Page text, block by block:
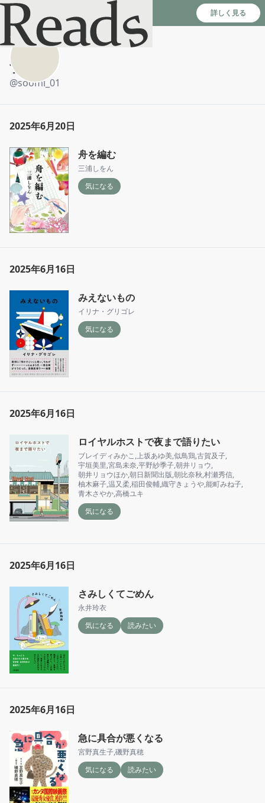
Reads - 読書のSNS＆記録アプリ 詳しく見る
すみ
@soomi_01
2025年6月20日
舟を編む
三浦しをん
気になる
2025年6月16日
みえないもの
イリナ・グリゴレ
気になる
2025年6月16日
ロイヤルホストで夜まで語りたい
ブレイディみかこ ,上坂あゆ美,似鳥鶏,古賀及子,
宇垣美里,宮島未奈,平野紗季子,朝井リョウ,
朝井リョウほか,朝日新聞出版,朝比奈秋,村瀬秀信,
柚木麻子,温又柔,稲田俊輔,織守きょうや,能町みね子,
青木さやか,高橋ユキ
気になる
2025年6月16日
さみしくてごめん
永井玲衣
気になる
読みたい
2025年6月16日
急に具合が悪くなる
宮野真生子,磯野真穂
気になる
読みたい